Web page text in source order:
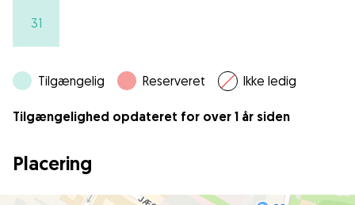
31
Tilgængelig Reserveret Ikke ledig
Tilgængelighed opdateret for over 1 år siden
Placering